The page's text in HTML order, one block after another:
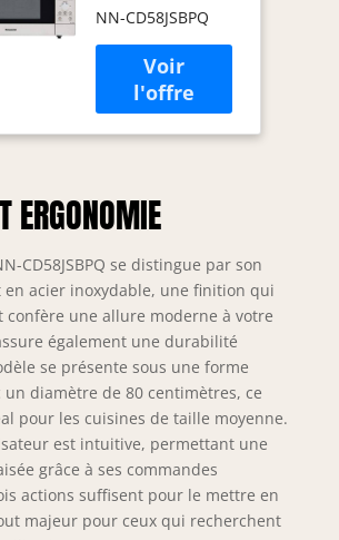
microonde
Acciaio inox
Microonde
combinato
Superficie
piana 27 L
27 LITRE
COMBINATION
S/STEEL)
NN-CD58JSBPQ
ERGONOMIE
CD58JSBPQ se distingue par son
en acier inoxydable, une finition qui
confère une allure moderne à votre
également une durabilité
se présente sous une forme
un diamètre de 80 centimètres, ce
pour les cuisines de taille moyenne.
est intuitive, permettant une
grâce à ses commandes
actions suffisent pour le mettre en
majeur pour ceux qui recherchent